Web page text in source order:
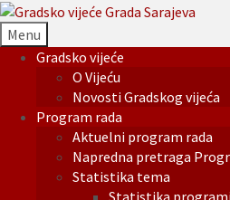
Menu
Gradsko vijeće
O Vijeću
Novosti Gradskog vijeća
Program rada
Aktuelni program rada
Napredna pretraga
Statistika tema